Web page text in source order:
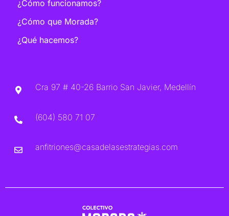
¿Cómo funcionamos?
¿Cómo que Morada?
¿Qué hacemos?
Cra 97 # 40-26 Barrio San Javier, Medellín
(604) 580 71 07
anfitriones@casadelasestrategias.com